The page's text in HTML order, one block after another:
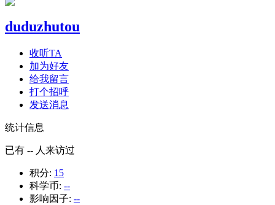
duduzhutou
收听TA
加为好友
给我留言
打个招呼
发送消息
统计信息
已有 -- 人来访过
积分: 15
科学币: --
影响因子: --